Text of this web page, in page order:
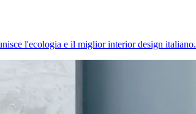
l'ecologia e il miglior interior design italiano.